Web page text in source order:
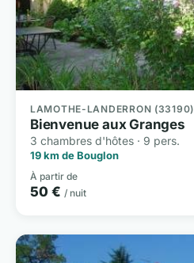
LAMOTHE-LANDERRON (33190)
Bienvenue aux Granges
3 chambres d'hôtes · 9 pers.
19 km de Bouglon
À partir de
50 € / nuit